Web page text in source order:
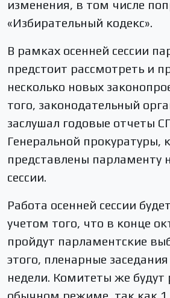
изменения, в том числе
«Избирательный кодекс».
В рамках осенней сессии
предстоит рассмотреть и
несколько новых
того, законодательный
заслушал годовые отчеты
Генеральной прокуратуры,
представлены парламенту
сессии.
Работа осенней сессии
учетом того, что в конце
пройдут парламентские
этого, пленарные
недели. Комитеты же будут
обычном режиме, так как 1